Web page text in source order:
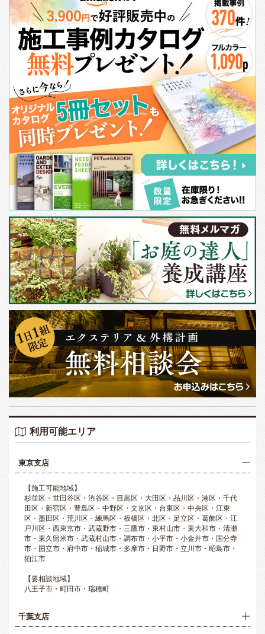
利用可能エリア
東京支店
【施工可能地域】
杉並区・世田谷区・渋谷区・目黒区・大田区・品川区・港区・千代
田区・新宿区・豊島区・中野区・文京区・台東区・中央区・江東
区・墨田区・荒川区・練馬区・板橋区・北区・足立区・葛飾区・江
戸川区・西東京市・武蔵野市・三鷹市・東村山市・東大和市・清瀬
市・東久留米市・武蔵村山市・調布市・小平市・小金井市・国分寺
市・国立市・府中市・稲城市・多摩市・日野市・立川市・昭島市・
狛江市
【要相談地域】
八王子市・町田市・瑞穂町
千葉支店